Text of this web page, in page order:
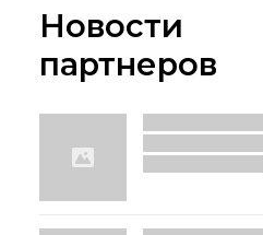
Новости
партнеров